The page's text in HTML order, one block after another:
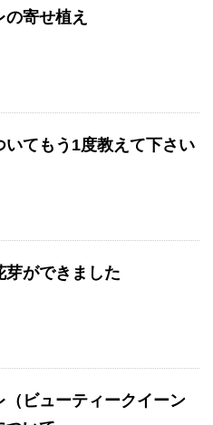
寄せ植え
いてもう1度教えて下さい
芽ができました
（ビューティークイーン